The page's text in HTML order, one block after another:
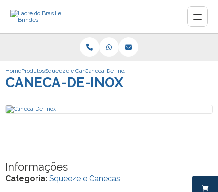
HomeProdutosSqueeze e CanecasCaneca-De-Inox
CANECA-DE-INOX
Informações
Categoria: Squeeze e Canecas